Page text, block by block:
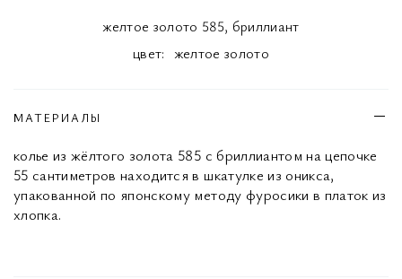
желтое золото 585, бриллиант
цвет: желтое золото
МАТЕРИАЛЫ
колье из жёлтого золота 585 с бриллиантом на цепочке
55 сантиметров находится в шкатулке из оникса,
упакованной по японскому методу фуросики в платок из
хлопка.